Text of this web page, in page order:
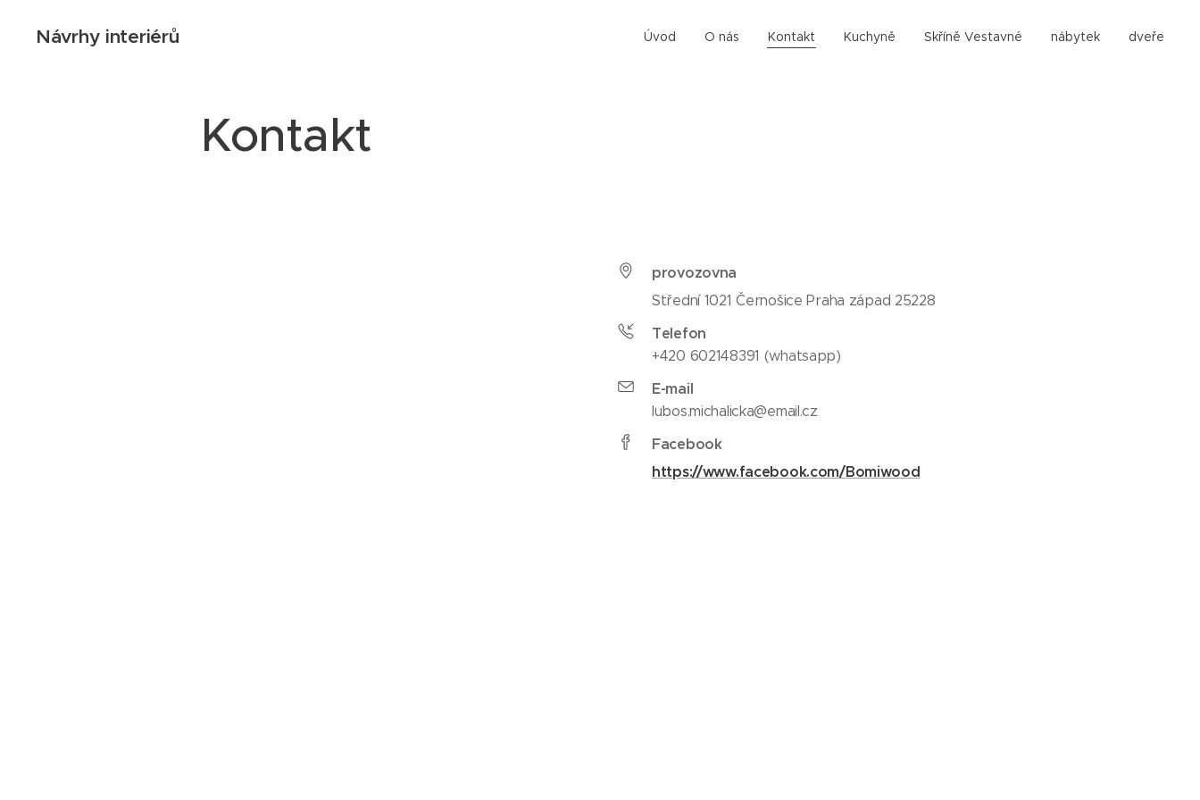
Návrhy interiérů Úvod O nás Kontakt Kuchyně Skříně Vestavné nábytek dveře
Kontakt
provozovna
Střední 1021 Černošice Praha západ 25228
Telefon
+420 602148391 (whatsapp)
E-mail
lubos.michalicka@email.cz
Facebook
https://www.facebook.com/Bomiwood